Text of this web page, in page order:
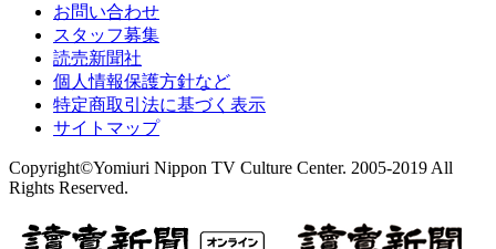
お問い合わせ
スタッフ募集
読売新聞社
個人情報保護方針など
特定商取引法に基づく表示
サイトマップ
Copyright©Yomiuri Nippon TV Culture Center. 2005-2019 All
Rights Reserved.